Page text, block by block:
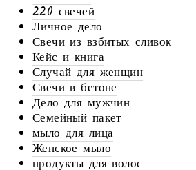
220 свечей
Личное дело
Свечи из взбитых сливок
Кейс и книга
Случай для женщин
Свечи в бетоне
Дело для мужчин
Семейный пакет
мыло для лица
Женское мыло
продукты для волос